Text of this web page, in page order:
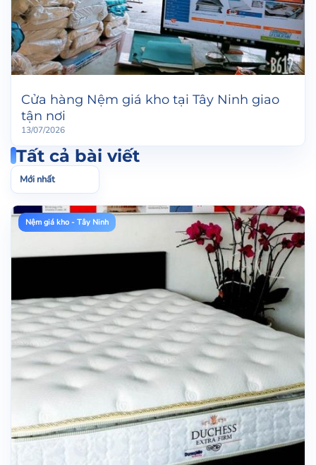
Cửa hàng Nệm giá kho tại Tây Ninh giao
tận nơi
13/07/2026
Tất cả bài viết
Sắp
xếp
bài
viết Nệm giá kho - Tây Ninh